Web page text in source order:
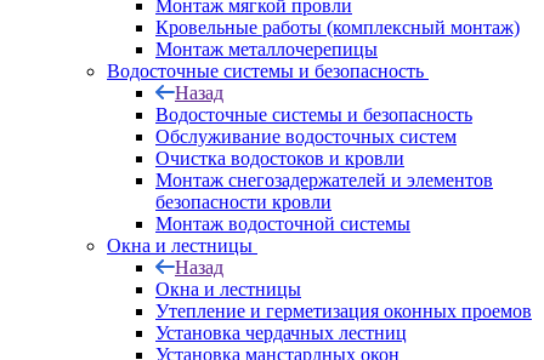
Монтаж мягкой провли
Кровельные работы (комплексный монтаж)
Монтаж металлочерепицы
Водосточные системы и безопасность
Назад
Водосточные системы и безопасность
Обслуживание водосточных систем
Очистка водостоков и кровли
Монтаж снегозадержателей и элементов
безопасности кровли
Монтаж водосточной системы
Окна и лестницы
Назад
Окна и лестницы
Утепление и герметизация оконных проемов
Установка чердачных лестниц
Установка манстардных окон